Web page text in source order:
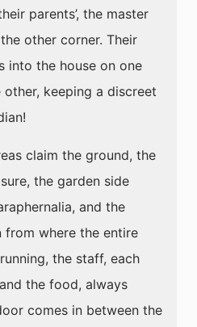
parents’, the master
other corner. Their
into the house on one
keeping a discreet
claim the ground, the
the garden side
and the
from where the entire
the staff, each
the food, always
comes in between the